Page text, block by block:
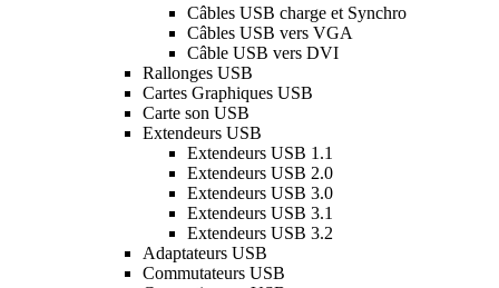
Câbles USB charge et Synchro
Câbles USB vers VGA
Câble USB vers DVI
Rallonges USB
Cartes Graphiques USB
Carte son USB
Extendeurs USB
Extendeurs USB 1.1
Extendeurs USB 2.0
Extendeurs USB 3.0
Extendeurs USB 3.1
Extendeurs USB 3.2
Adaptateurs USB
Commutateurs USB